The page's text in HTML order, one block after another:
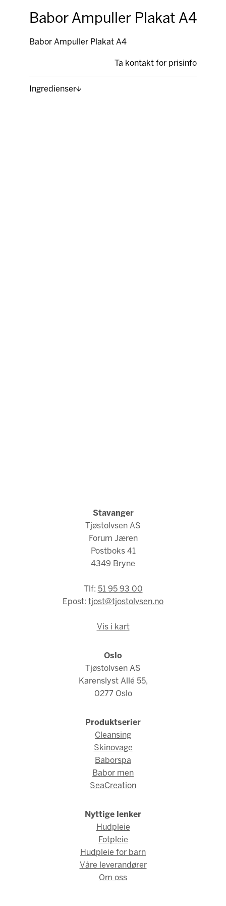
Babor Ampuller Plakat A4
Babor Ampuller Plakat A4
Ta kontakt for prisinfo
Ingredienser
Stavanger
Tjøstolvsen AS
Forum Jæren
Postboks 41
4349 Bryne
Tlf: 51 95 93 00
Epost: tjost@tjostolvsen.no
Vis i kart
Oslo
Tjøstolvsen AS
Karenslyst Allé 55,
0277 Oslo
Produktserier
Cleansing
Skinovage
Baborspa
Babor men
SeaCreation
Nyttige lenker
Hudpleie
Fotpleie
Hudpleie for barn
Våre leverandører
Om oss